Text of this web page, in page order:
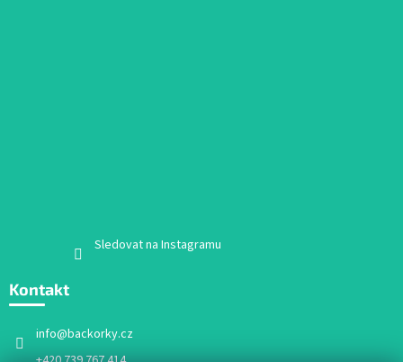
Sledovat na Instagramu
Kontakt
info@backorky.cz